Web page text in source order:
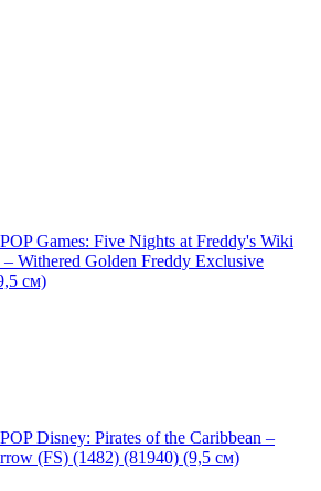
Games: Five Nights at Freddy's Wiki
Withered Golden Freddy Exclusive
см)
Disney: Pirates of the Caribbean –
(FS) (1482) (81940) (9,5 см)